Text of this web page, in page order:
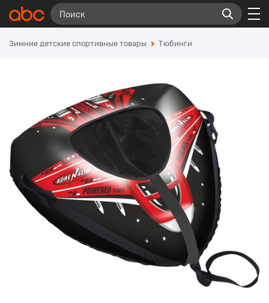
Зимние детские спортивные товары Тюбинги